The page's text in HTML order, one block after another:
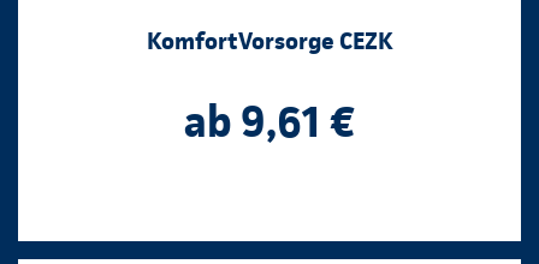
KomfortVorsorge CEZK
ab 9,61 €